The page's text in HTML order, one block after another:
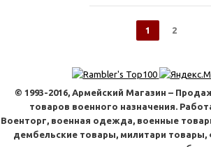
1 2
© 1993-2016, Армейский Магазин –
товаров военного назначения.
Военторг, военная одежда, военные
дембельские товары, милитари товары,